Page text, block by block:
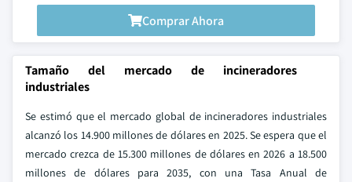
Comprar Ahora
Tamaño del mercado de incineradores
industriales
Se estimó que el mercado global de incineradores industriales
alcanzó los 14.900 millones de dólares en 2025. Se espera que el
mercado crezca de 15.300 millones de dólares en 2026 a 18.500
millones de dólares para 2035, con una Tasa Anual de